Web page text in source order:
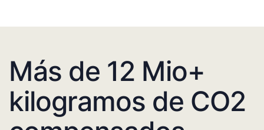
Más de 12 Mio+
kilogramos de CO2